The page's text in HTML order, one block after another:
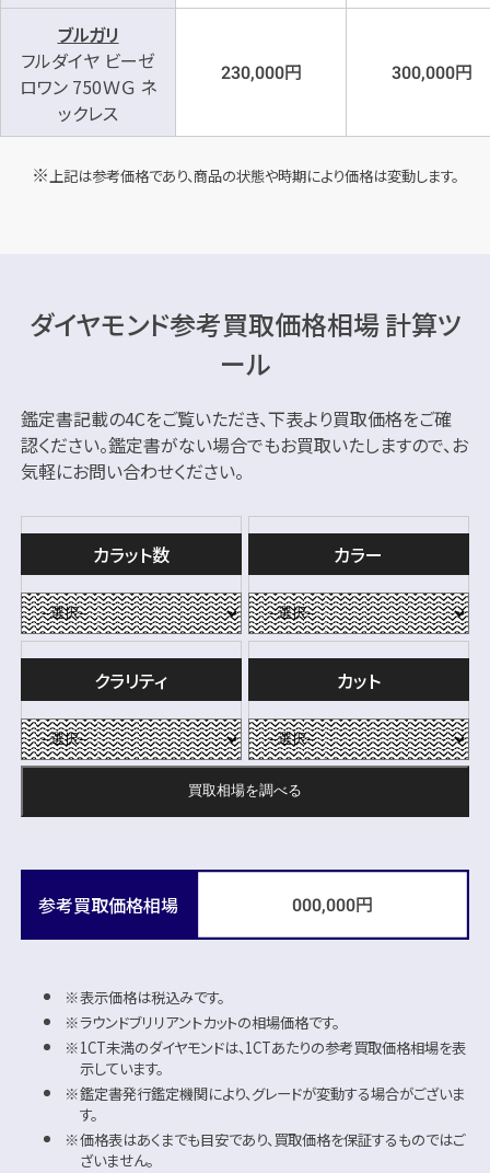
ブルガリ
フルダイヤ ビーゼ
ロワン 750ＷＧ ネ
ックレス
230,000円 300,000円
上記は参考価格であり、商品の状態や時期により価格は変動します。
ダイヤモンド参考買取価格相場 計算ツ
ール
鑑定書記載の4Cをご覧いただき、下表より買取価格をご確
認ください。鑑定書がない場合でもお買取いたしますので、お
気軽にお問い合わせください。
カラット数 カラー
クラリティ カット
買取相場を調べる
参考買取価格相場 000,000円
表示価格は税込みです。
ラウンドブリリアントカットの相場価格です。
1CT未満のダイヤモンドは、1CTあたりの参考買取価格相場を表
示しています。
鑑定書発行鑑定機関により、グレードが変動する場合がございま
す。
価格表はあくまでも目安であり、買取価格を保証するものではご
ざいません。